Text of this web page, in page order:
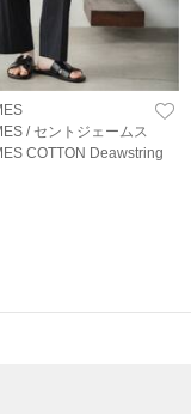
/ セントジェームス
COTTON Deawstring